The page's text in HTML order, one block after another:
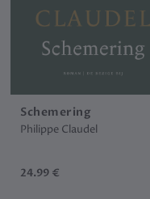
Schemering
Philippe Claudel
24.99 €